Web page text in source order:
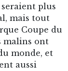
plus
mais tout
Coupe du
malins ont
monde, et
aussi